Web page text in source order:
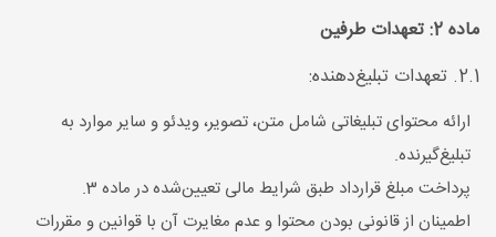
ماده 2: تعهدات طرفین
2.1. تعهدات تبلیغ‌دهنده:
ارائه محتوای تبلیغاتی شامل متن، تصویر، ویدئو و سایر موارد به
تبلیغ‌گیرنده.
پرداخت مبلغ قرارداد طبق شرایط مالی تعیین‌شده در ماده 3.
اطمینان از قانونی بودن محتوا و عدم مغایرت آن با قوانین و مقررات